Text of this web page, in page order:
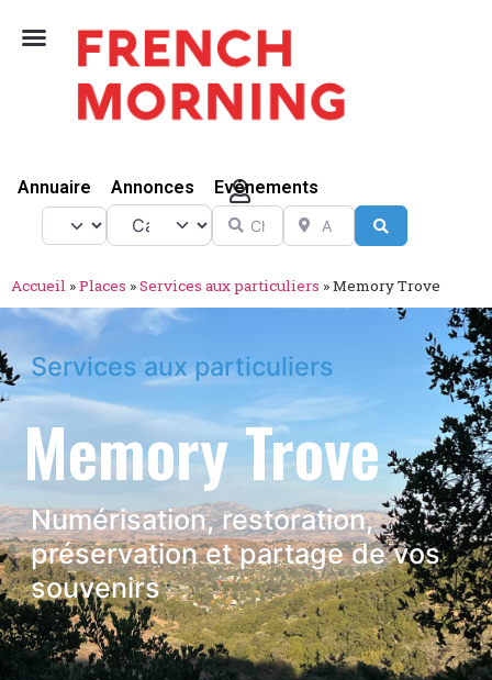
Annuaire Annonces Evénements
Select search type
Catégorie ChercherA proximité de
Accueil »Places »Services aux particuliers »Memory Trove
Services aux particuliers
Memory Trove
Numérisation, restoration,
préservation et partage de vos
souvenirs